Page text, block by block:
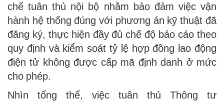
chế tuân thủ nội bộ nhằm bảo đảm việc vận
hành hệ thống đúng với phương án kỹ thuật đã
đăng ký, thực hiện đầy đủ chế độ báo cáo theo
quy định và kiểm soát tỷ lệ hợp đồng lao động
điện tử không được cấp mã định danh ở mức
cho phép.
Nhìn tổng thể, việc tuân thủ Thông tư